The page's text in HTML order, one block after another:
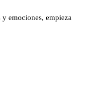
emociones, empieza